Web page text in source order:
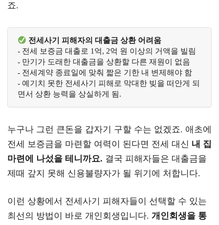
죠.
전세사기 피해자의 대출금 상환 어려움
- 전세 보증금 대출로 1억, 2억 원 이상의 거액을 빌림
- 만기가 도래한 대출금을 상환할 다른 재원이 없음
- 전세계약 종료일에 맞춰 짧은 기한 내 변제해야 함
- 예기치 못한 전세사기 피해로 막대한 빚을 떠안게 되
면서 상환 능력을 상실하게 됨.
누구나 그런 큰돈을 갑자기 구할 수는 없겠죠. 애초에
전세 보증금을 마련할 여력이 된다면 전세 대신 내 집
마련에 나섰을 테니까요. 결국 피해자들은 대출금을
제때 갚지 못해 신용불량자가 될 위기에 처합니다.
이런 상황에서 전세사기 피해자들이 선택할 수 있는
최선의 방법이 바로 개인회생입니다. 개인회생을 통